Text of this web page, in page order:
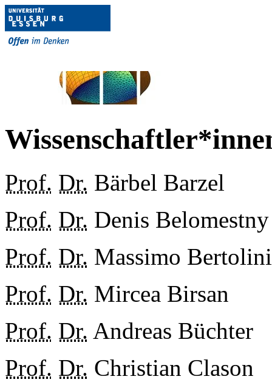
Prof. Dr. Bärbel Barzel
Prof. Dr. Denis Belomestny
Prof. Dr. Massimo Bertolini
Prof. Dr. Mircea Birsan
Prof. Dr. Andreas Büchter
Prof. Dr. Christian Clason